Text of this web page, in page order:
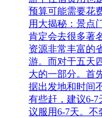
预算可能需要花
用大揭秘：景点
肯定会去很多著
资源非常丰富的
游。而对于五天
大的一部分。首
据出发地和时间
有些赶，建议6-7
议服用6-7天。不